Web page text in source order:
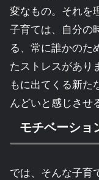
変なもの。それを
子育ては、自分の
る、常に誰かのた
たストレスがあり
もに出てくる新た
んどいと感じさせ
モチベーショ
では、そんな子育